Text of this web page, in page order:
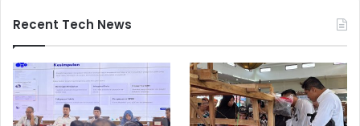
Recent Tech News